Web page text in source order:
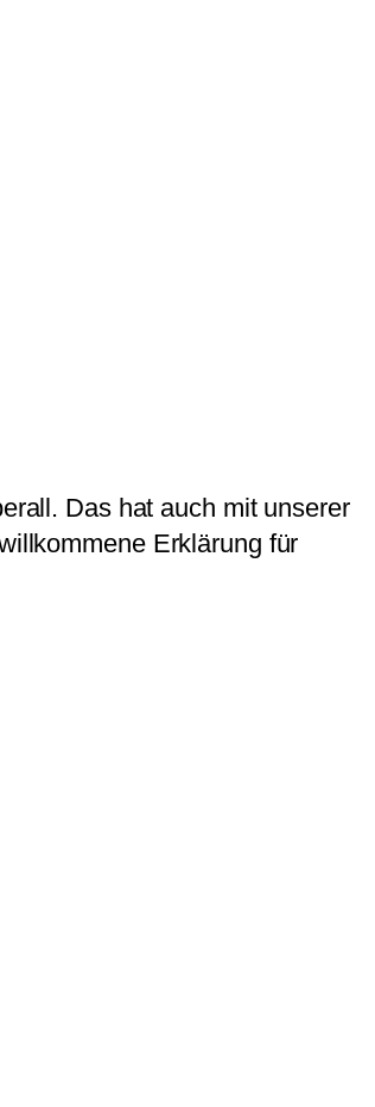
Das hat auch mit unserer
Erklärung für